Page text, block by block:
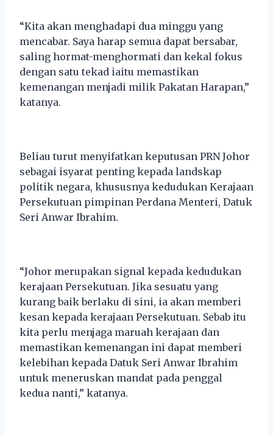
“Kita akan menghadapi dua minggu yang
mencabar. Saya harap semua dapat bersabar,
saling hormat-menghormati dan kekal fokus
dengan satu tekad iaitu memastikan
kemenangan menjadi milik Pakatan Harapan,”
katanya.
Beliau turut menyifatkan keputusan PRN Johor
sebagai isyarat penting kepada landskap
politik negara, khususnya kedudukan Kerajaan
Persekutuan pimpinan Perdana Menteri, Datuk
Seri Anwar Ibrahim.
“Johor merupakan signal kepada kedudukan
kerajaan Persekutuan. Jika sesuatu yang
kurang baik berlaku di sini, ia akan memberi
kesan kepada kerajaan Persekutuan. Sebab itu
kita perlu menjaga maruah kerajaan dan
memastikan kemenangan ini dapat memberi
kelebihan kepada Datuk Seri Anwar Ibrahim
untuk meneruskan mandat pada penggal
kedua nanti,” katanya.